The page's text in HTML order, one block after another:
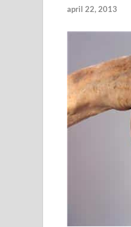
april 22, 2013